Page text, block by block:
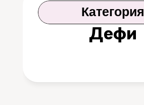
Категория
Дефи